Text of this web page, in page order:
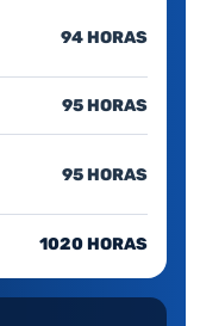
94 HORAS
95 HORAS
95 HORAS
1020 HORAS